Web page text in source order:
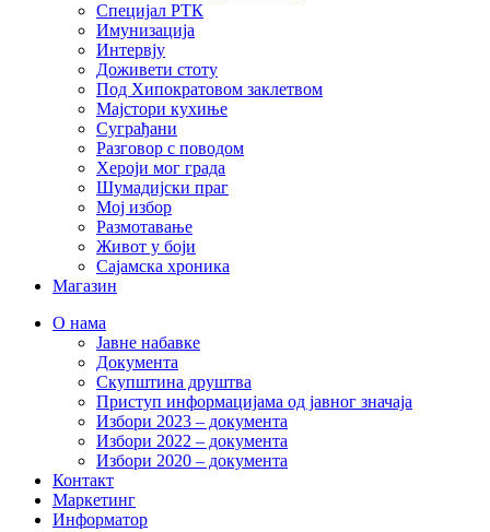
Специјал РТК
Имунизација
Интервју
Доживети стоту
Под Хипократовом заклетвом
Мајстори кухиње
Суграђани
Разговор с поводом
Хероји мог града
Шумадијски праг
Мој избор
Размотавање
Живот у боји
Сајамска хроника
Магазин
О нама
Јавне набавке
Документа
Скупштина друштва
Приступ информацијама од јавног значаја
Избори 2023 – документа
Избори 2022 – документа
Избори 2020 – документа
Контакт
Маркетинг
Информатор